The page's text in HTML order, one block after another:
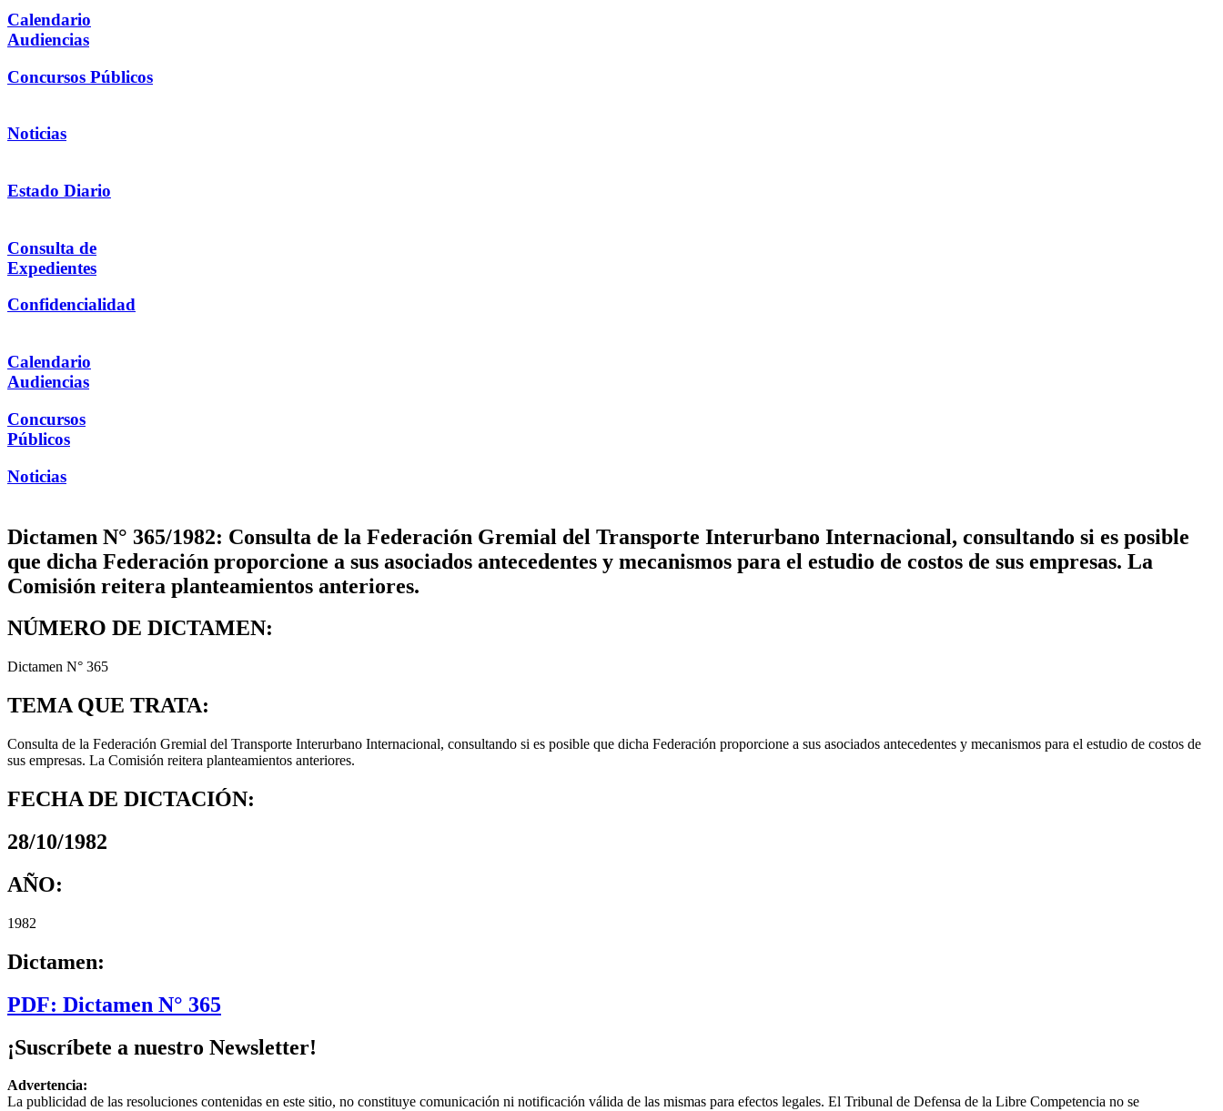
Calendario
Audiencias
Concursos Públicos
Noticias
Estado Diario
Consulta de
Expedientes
Confidencialidad
Calendario
Audiencias
Concursos
Públicos
Noticias
Dictamen N° 365/1982: Consulta de la Federación Gremial del Transporte Interurbano Internacional, consultando si es posible
que dicha Federación proporcione a sus asociados antecedentes y mecanismos para el estudio de costos de sus empresas. La
Comisión reitera planteamientos anteriores.
NÚMERO DE DICTAMEN:
Dictamen N° 365
TEMA QUE TRATA:
Consulta de la Federación Gremial del Transporte Interurbano Internacional, consultando si es posible que dicha Federación proporcione a sus asociados antecedentes y mecanismos para el estudio de costos de
sus empresas. La Comisión reitera planteamientos anteriores.
FECHA DE DICTACIÓN:
28/10/1982
AÑO:
1982
Dictamen:
PDF: Dictamen N° 365
¡Suscríbete a nuestro Newsletter!
Advertencia:
La publicidad de las resoluciones contenidas en este sitio, no constituye comunicación ni notificación válida de las mismas para efectos legales. El Tribunal de Defensa de la Libre Competencia no se